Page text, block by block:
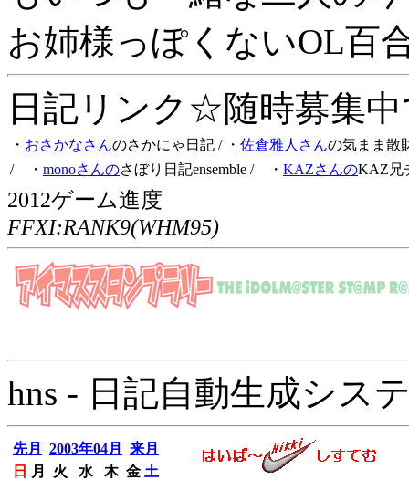
お姉様っぽくないOL百
日記リンク☆随時募集
・ おさかなさんのさかにゃ日記 / ・ 佐倉雅人さんの気まま散
/ ・ monoさんのさぼり日記ensemble / ・ KAZさんのKAZ兄
2012ゲーム進度
FFXI:RANK9(WHM95)
hns - 日記自動生成シス
先月 2003年04月
来月
日
月 火 水 木 金 土